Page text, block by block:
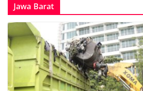
Jawa Barat